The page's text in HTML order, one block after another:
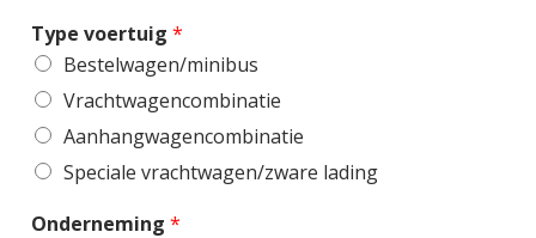
Type voertuig *
Bestelwagen/minibus
Vrachtwagencombinatie
Aanhangwagencombinatie
Speciale vrachtwagen/zware lading
Onderneming *